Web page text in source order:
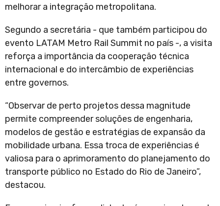
melhorar a integração metropolitana.
Segundo a secretária - que também participou do
evento LATAM Metro Rail Summit no país -, a visita
reforça a importância da cooperação técnica
internacional e do intercâmbio de experiências
entre governos.
“Observar de perto projetos dessa magnitude
permite compreender soluções de engenharia,
modelos de gestão e estratégias de expansão da
mobilidade urbana. Essa troca de experiências é
valiosa para o aprimoramento do planejamento do
transporte público no Estado do Rio de Janeiro”,
destacou.